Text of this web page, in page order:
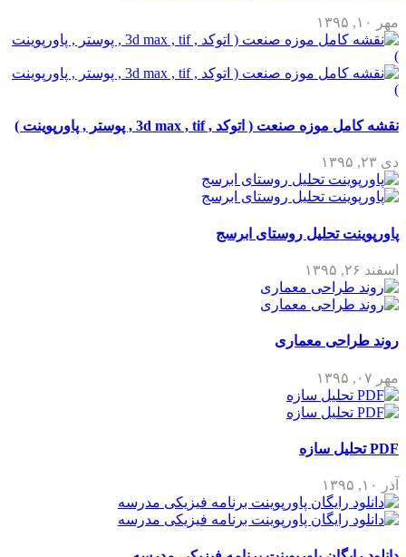
مهر ۱۰, ۱۳۹۵
نقشه کامل موزه صنعت ( اتوکد , 3d max , tif , پوستر , پاورپوینت )
دی ۲۳, ۱۳۹۵
پاورپوینت تحلیل روستای ابرسج
اسفند ۲۶, ۱۳۹۵
روند طراحی معماری
مهر ۰۷, ۱۳۹۵
PDF تحلیل سازه
آذر ۱۰, ۱۳۹۵